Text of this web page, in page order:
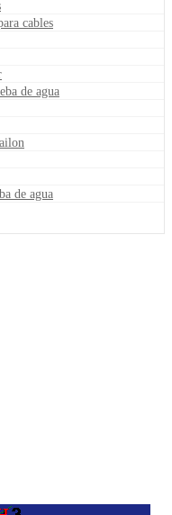
cables
de agua
de agua